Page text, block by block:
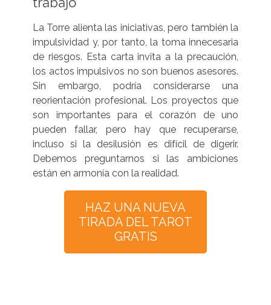
La Torre alienta las iniciativas, pero también la
impulsividad y, por tanto, la toma innecesaria
de riesgos. Esta carta invita a la precaución,
los actos impulsivos no son buenos asesores.
Sin embargo, podría considerarse una
reorientación profesional. Los proyectos que
son importantes para el corazón de uno
pueden fallar, pero hay que recuperarse,
incluso si la desilusión es difícil de digerir.
Debemos preguntarnos si las ambiciones
están en armonía con la realidad.
HAZ UNA NUEVA
TIRADA DEL TAROT
GRATIS